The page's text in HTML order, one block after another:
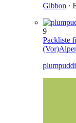
Gibbon ·
9
Packliste